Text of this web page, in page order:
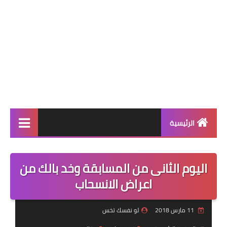
الرئيسية
أنظمة المسابقات
نظام اليوم
أنظمة التثبيت بعد الرجيم
اليوم الثانى من المسابقة وخد بالك من
اعراض الانسحاب
لو نفسك تخس